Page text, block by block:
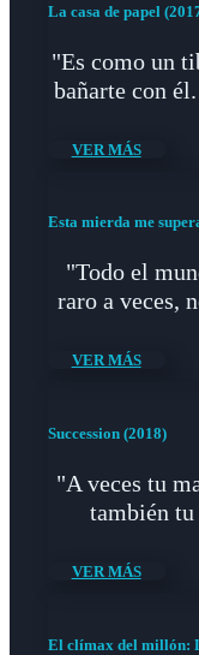
La casa de papel
"Es como un
bañarte con
VER MÁS
Esta mierda me
"Todo el
raro a veces,
VER MÁS
Succession (2018)
"A veces tu
también tu
VER MÁS
El clímax del millón: